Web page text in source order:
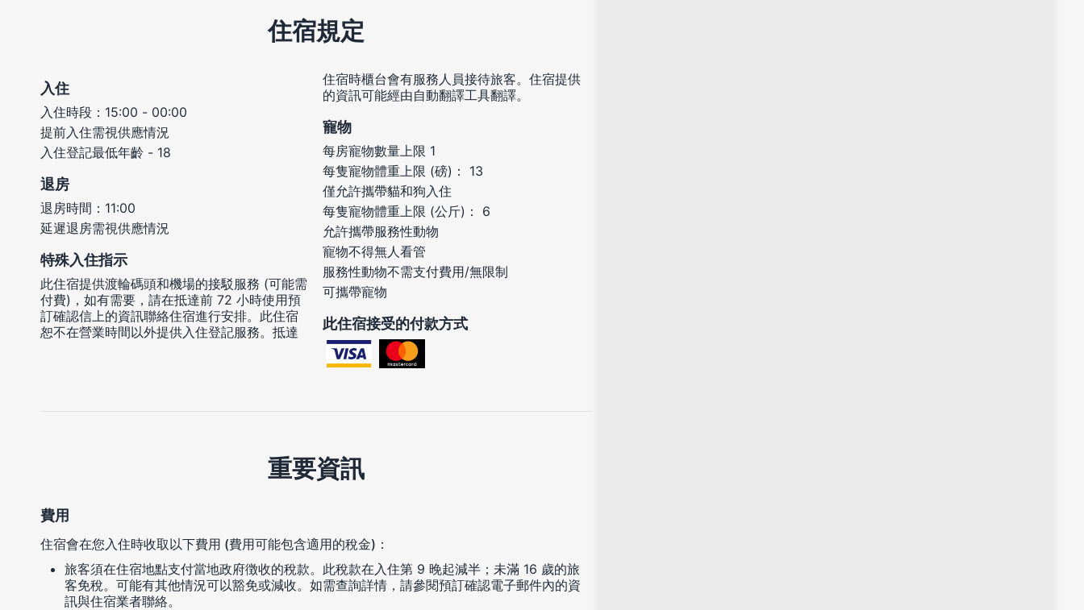
住宿規定
入住
入住時段：15:00 - 00:00
提前入住需視供應情況
入住登記最低年齡 - 18
退房
退房時間：11:00
延遲退房需視供應情況
特殊入住指示
此住宿提供渡輪碼頭和機場的接駁服務 (可能需
付費)，如有需要，請在抵達前 72 小時使用預
訂確認信上的資訊聯絡住宿進行安排。此住宿
恕不在營業時間以外提供入住登記服務。抵達
住宿時櫃台會有服務人員接待旅客。住宿提供
的資訊可能經由自動翻譯工具翻譯。
寵物
每房寵物數量上限 1
每隻寵物體重上限 (磅)： 13
僅允許攜帶貓和狗入住
每隻寵物體重上限 (公斤)： 6
允許攜帶服務性動物
寵物不得無人看管
服務性動物不需支付費用/無限制
可攜帶寵物
此住宿接受的付款方式
重要資訊
費用
住宿會在您入住時收取以下費用 (費用可能包含適用的稅金)：
旅客須在住宿地點支付當地政府徴收的稅款。此稅款在入住第 9 晚起減半；未滿 16 歲的旅
客免稅。可能有其他情況可以豁免或減收。如需查詢詳情，請參閱預訂確認電子郵件內的資
訊與住宿業者聯絡。